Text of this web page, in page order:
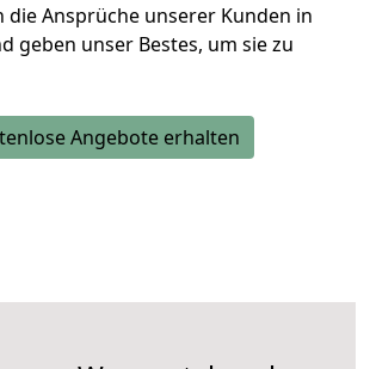
die Ansprüche unserer Kunden in
geben unser Bestes, um sie zu
Angebote erhalten